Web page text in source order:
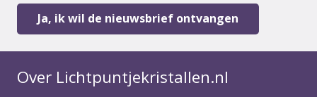
Over Lichtpuntjekristallen.nl